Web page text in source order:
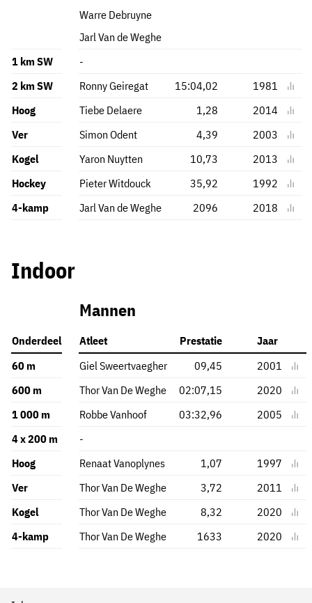
Warre Debruyne
Jarl Van de Weghe
1 km SW
-
2 km SW
Ronny Geiregat 15:04,02
1981
Hoog
Tiebe Delaere 1,28
2014
Ver
Simon Odent 4,39
2003
Kogel
Yaron Nuytten 10,73
2013
Hockey
Pieter Witdouck 35,92
1992
4-kamp
Jarl Van de Weghe 2096 2018
Indoor
Mannen
Onderdeel Atleet Prestatie
Jaar
60 m
Giel Sweertvaegher 09,45
2001
600 m
Thor Van De Weghe 02:07,15
2020
1 000 m
Robbe Vanhoof 03:32,96
2005
4 x 200 m
-
Hoog
Renaat Vanoplynes 1,07
1997
Ver
Thor Van De Weghe 3,72
2011
Kogel
Thor Van De Weghe 8,32
2020
4-kamp
Thor Van De Weghe 1633 2020